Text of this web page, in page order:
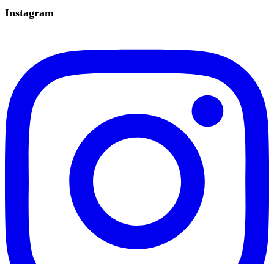
Instagram